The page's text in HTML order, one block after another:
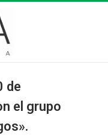
de
el grupo